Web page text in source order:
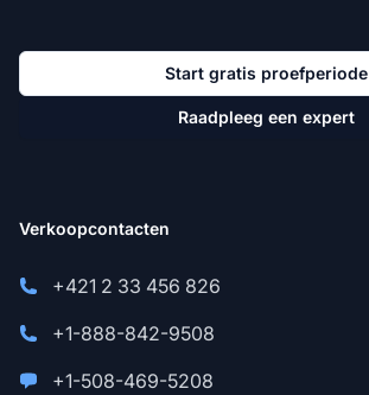
Start gratis proefperiode
Raadpleeg een expert
Verkoopcontacten
+421 2 33 456 826
+1-888-842-9508
+1-508-469-5208